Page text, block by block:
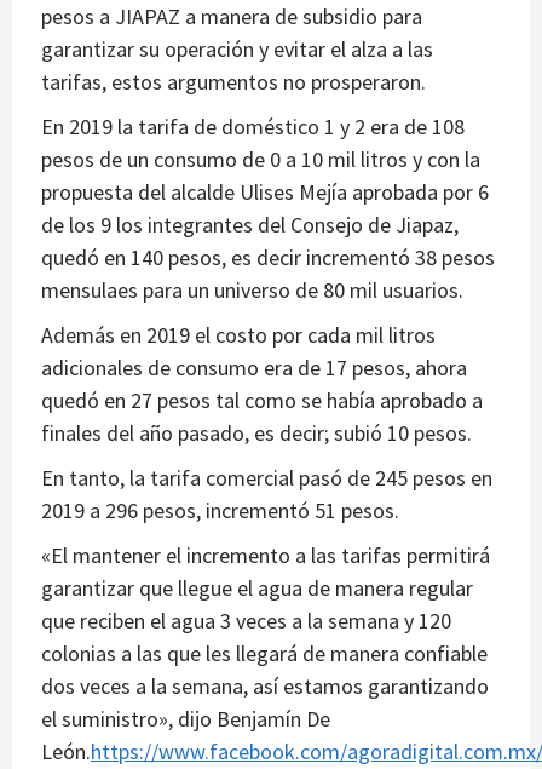
pesos a JIAPAZ a manera de subsidio para
garantizar su operación y evitar el alza a las
tarifas, estos argumentos no prosperaron.
En 2019 la tarifa de doméstico 1 y 2 era de 108
pesos de un consumo de 0 a 10 mil litros y con la
propuesta del alcalde Ulises Mejía aprobada por 6
de los 9 los integrantes del Consejo de Jiapaz,
quedó en 140 pesos, es decir incrementó 38 pesos
mensulaes para un universo de 80 mil usuarios.
Además en 2019 el costo por cada mil litros
adicionales de consumo era de 17 pesos, ahora
quedó en 27 pesos tal como se había aprobado a
finales del año pasado, es decir; subió 10 pesos.
En tanto, la tarifa comercial pasó de 245 pesos en
2019 a 296 pesos, incrementó 51 pesos.
«El mantener el incremento a las tarifas permitirá
garantizar que llegue el agua de manera regular
que reciben el agua 3 veces a la semana y 120
colonias a las que les llegará de manera confiable
dos veces a la semana, así estamos garantizando
el suministro», dijo Benjamín De
León.https://www.facebook.com/